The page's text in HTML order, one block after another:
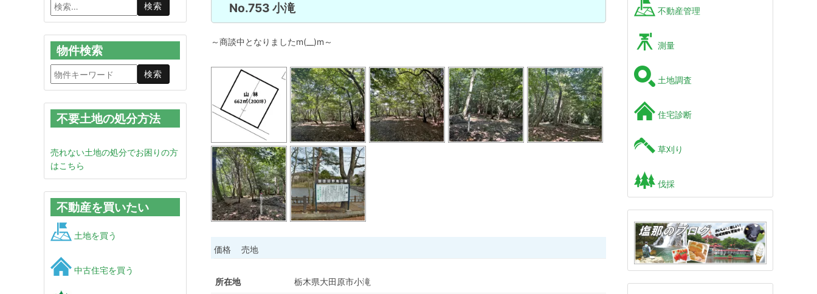
No.753 小滝
～商談中となりましたm(__)m～
価格 売地
所在地 栃木県大田原市小滝
物件検索
不要土地の処分方法
売れない土地の処分でお困りの方
はこちら
不動産を買いたい
土地を買う
中古住宅を買う
不動産管理
測量
土地調査
住宅診断
草刈り
伐採